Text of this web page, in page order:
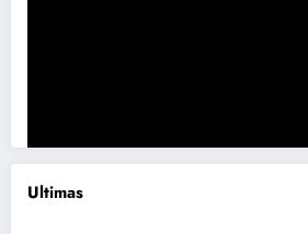
Ultimas